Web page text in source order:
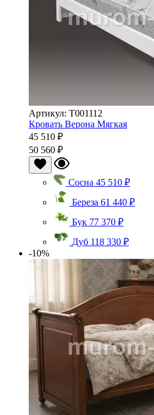
Артикул: Т001112
Кровать Верона Мягкая
45 510 ₽
50 560 ₽
Сосна 45 510 ₽
Береза 61 440 ₽
Бук 77 370 ₽
Дуб 118 330 ₽
-10%